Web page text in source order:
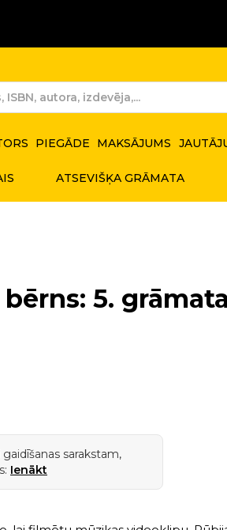
PIEGĀDE MAKSĀJUMS
ATSEVIŠĶA GRĀMATA
5. grāmata
sarakstam,
Ienākt